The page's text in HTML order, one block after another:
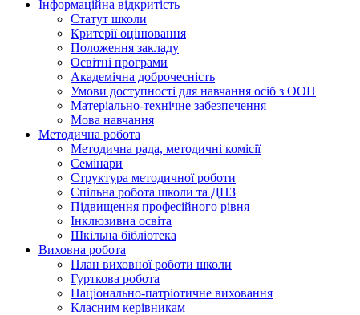
Інформаційна відкритість
Статут школи
Критерії оцінювання
Положення закладу
Освітні програми
Академічна доброчесність
Умови доступності для навчання осіб з ООП
Матеріально-технічне забезпечення
Мова навчання
Методична робота
Методична рада, методичні комісії
Семінари
Структура методичної роботи
Спільна робота школи та ДНЗ
Підвищення професійного рівня
Інклюзивна освіта
Шкільна бібліотека
Виховна робота
План виховної роботи школи
Гурткова робота
Національно-патріотичне виховання
Класним керівникам